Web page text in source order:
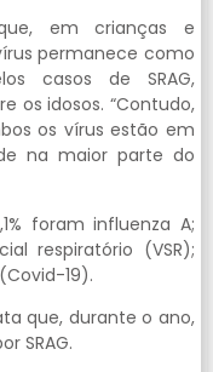
em crianças e
permanece como
casos de SRAG,
os idosos. “Contudo,
os vírus estão em
na maior parte do
foram influenza A;
respiratório (VSR);
19).
que, durante o ano,
SRAG.